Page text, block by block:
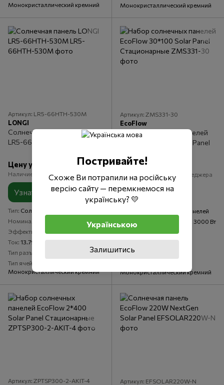
Монокристаллический кремний Монокристаллический кремний
Артикул: LR5-66HTH-530M
LONGI
Солнечная панель LONGI
LR5-66HTH-530M
Цену уточняйте
Наличие уточняйте у менеджера
Узнать цену
Тип Солнечная панель
Номинальная мощность
530 Вт
Эффективность
Ток 13.79А
Тип разъема
Тип ячейки
Монокристаллический кремний
Артикул: ZMS331-30
EcoFlow
Набор солнечных панелей
EcoFlow 30*100 Solar Panel
105 999 грн
Наличие уточняйте у менеджера
Купить
Набор солнечных панелей
3000 Вт
22 %
Тип разъема
Монокристаллический кремний
Артикул: ZPTSP300-2-AKIT-4 Артикул: EFSOLAR220W-N
Постривайте!
Схоже Ви потрапили на російську
версію сайту — перемкнемося на
українську? 💛
Українською
Залишитись